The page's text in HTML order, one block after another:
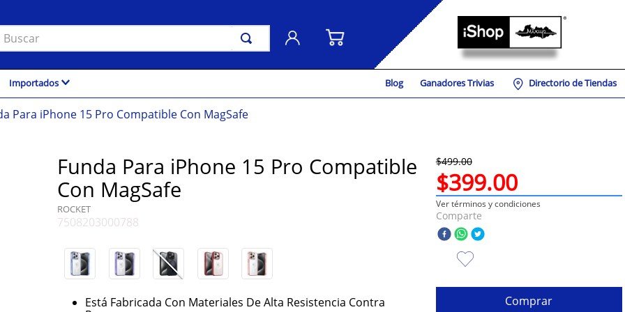
Importados Blog Ganadores Trivias Directorio de Tiendas
Para iPhone 15 Pro Compatible Con MagSafe
Funda Para iPhone 15 Pro Compatible
Con MagSafe
ROCKET
7508203000788
Está Fabricada Con Materiales De Alta Resistencia Contra
$499.00
$399.00
Ver términos y condiciones
Comparte
Comprar